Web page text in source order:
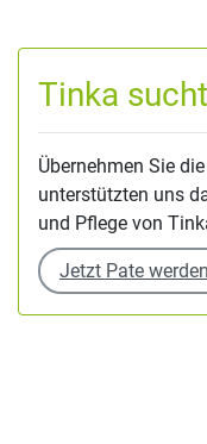
Tinka
Übernehmen Sie
unterstützten uns
und Pflege von
Jetzt Pate werden